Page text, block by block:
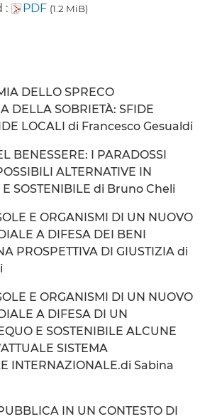
:
PDF (1.2 MiB)
DELLO SPRECO
DELLA SOBRIETÀ: SFIDE
LOCALI di Francesco Gesualdi
BENESSERE: I PARADOSSI
ALTERNATIVE IN
E SOSTENIBILE di Bruno Cheli
E ORGANISMI DI UN NUOVO
A DIFESA DEI BENI
PROSPETTIVA DI GIUSTIZIA di
E ORGANISMI DI UN NUOVO
A DIFESA DI UN
E SOSTENIBILE ALCUNE
SISTEMA
INTERNAZIONALE.di Sabina
IN UN CONTESTO DI